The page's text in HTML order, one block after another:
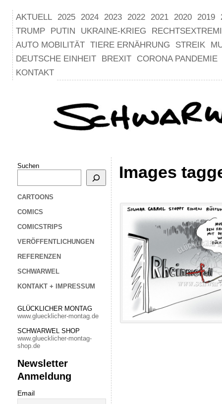
AKTUELL 2025 2024 2023 2022 2021 2020 2019
TRUMP
PUTIN UKRAINE-KRIEG
AUTO MOBILITÄT TIERE ERNÄHRUNG STREIK
DEUTSCHE EINHEIT
BREXIT
CORONA PANDEMIE
KONTAKT
Suchen
CARTOONS
COMICS
COMICSTRIPS
VERÖFFENTLICHUNGEN
REFERENZEN
SCHWARWEL
KONTAKT + IMPRESSUM
GLÜCKLICHER MONTAG
www.gluecklicher-montag.de
SCHWARWEL SHOP
www.gluecklicher-montag-
shop.de
Newsletter
Anmeldung
Email
Images